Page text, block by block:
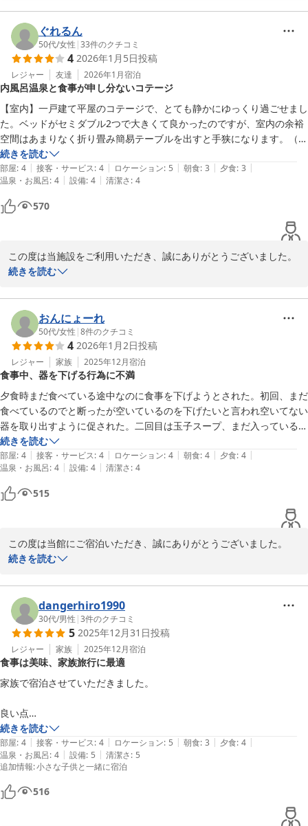
お料理や朝食のお雑煮をお楽しみいただけたとのこと、大変嬉しく
拝読いたしました。初日の出はあいにくのお天気で残念ではござい
ましたが、温泉ではお身体が少しでも楽になられたとのこと、何よ
りでございます。
「また泊まりたい」とのお言葉、そしてスタッフへの温かいお心遣
いに心より感謝申し上げます。
また皆さまでお越しいただけますことを、スタッフ一同心よりお待
ち申し上げております。
ＭＡＫＡＩ ＫＡＭＯＧＡＷＡ ＲＥＳＯＲＴ
2026-01-03
ぐれるん
50代/女性 |33件のクチコミ
4 2026年1月5日投稿
レジャー 友達 2026年1月宿泊
内風呂温泉と食事が申し分ないコテージ
【室内】一戸建て平屋のコテージで、とても静かにゆっくり過ごせまし
た。ベッドがセミダブル2つで大きくて良かったのですが、室内の余裕
空間はあまりなく折り畳み簡易テーブルを出すと手狭になります。（ビ
ジネスホテルみたいな感じです）トイレと風呂は完全別で、風呂のお湯
が温泉はとても良かったです。お湯はすごく柔らかく少しトロッとした
触感でゆっくりと好きな時に入る事ができました。
【食事】夕朝食つきで、夕食は楽天画像通りの幕の内＋焼肉でしたが、
どれもとても美味しかったですが、特に好みだったのはタンシチュー・
アワビステーキ・焼肉が気に入りました。よくあるホテル夕食に比べる
と少な目に思えますが、満足感ある夕食でした。　朝食はアメリカンブ
レックファスト的でワンプレート＋パン類でしたが、パンお代わりもで
きてこちらも満足感ある美味しい朝食でした。
続きを読む
部屋: 4 | 接客・サービス: 4 | ロケーション: 5 | 朝食: 3 | 夕食: 3 |
温泉・お風呂: 4 | 設備: 4 | 清潔さ: 4
570
この度は当施設をご利用いただき、誠にありがとうございました。
客室や温泉・お食事に至るまで詳しくご感想をお寄せいただき、重
静かな環境の中でゆっくりお過ごしいただけたとのこと、また内風
呂温泉の泉質にご満足いただけたようで大変嬉しく拝読いたしまし
た。
一方、客室スペースにつきましてのご意見は、今後の改善の参考と
させていただきます。
お食事につきましても、夕食・朝食ともにお楽しみいただけたご様
子で安心いたしました。
「また泊まりたい宿」とのお言葉を励みに、今後もより快適な滞在
をご提供できるよう努めてまいります。
またのお越しを、スタッフ一同心よりお待ち申し上げております。
ＭＡＫＡＩ ＫＡＭＯＧＡＷＡ ＲＥＳＯＲＴ
2026-01-05
続きを読む
おんにょーれ
50代/女性 |8件のクチコミ
4 2026年1月2日投稿
レジャー 家族 2025年12月宿泊
食事中、器を下げる行為に不満
夕食時まだ食べている途中なのに食事を下げようとされた。初回、まだ
食べているのでと断ったが空いているのを下げたいと言われ空いてない
器を取り出すように促された。二回目は玉子スープ、まだ入っているの
にご飯を食べている最中に下げられた。
朝食で一人分だけフルーツのうちのキウイがのっていなかった。パンな
どを食べ始めて気づいたが申告しなかった。ジャムを塗るのがついてい
ないのは申告した。おぞうには味が濃かった。
部屋の浴槽の温度調節がよくわからずぬるかった。操作しつづけてなん
チェックイン時にサインする誓約書がずっと気になっていた。こういう
ところに泊まるのが初めてだったのでこういうものなのかもと思うよう
にした。
続きを読む
部屋: 4 | 接客・サービス: 4 | ロケーション: 4 | 朝食: 4 | 夕食: 4 |
温泉・お風呂: 4 | 設備: 4 | 清潔さ: 4
515
この度は当館にご宿泊いただき、誠にありがとうございました。
また、ご滞在中の貴重なご意見をお寄せいただき、心より御礼申し
お食事の際、まだお召し上がり途中にもかかわらずお下げしてしま
った件につきましては、配慮に欠ける対応となり、大変申し訳ござ
いませんでした。お客様のお食事のご様子を十分に確認すべきとこ
ろ、行き届いておらず、深くお詫び申し上げます。今後同様の事が
起こらぬよう改善に努めてまいります。
また、朝食のフルーツやジャムの件につきましてもご不便をおかけ
し申し訳ございませんでした。お客様にお気づきいただく前にご案
ます。
浴槽の温度調節につきましても、大変ご不便をおかけいたしまし
た。操作方法のご案内が不足しており重ねてお詫び申し上げます。
チェックイン時の書類につきましては、ご不安な気持ちを抱かせて
しまい心苦しく存じます。初めてご利用されるお客様にも安心して
お過ごしいただけるよう、より丁寧なご説明を心がけてまいりま
す。
朝食内容や浴槽の温度調節、チェックイン時のご案内につきまして
続きを読む
dangerhiro1990
30代/男性 |3件のクチコミ
5 2025年12月31日投稿
レジャー 家族 2025年12月宿泊
食事は美味、家族旅行に最適
家族で宿泊させていただきました。
良い点
ロケーションが良い。温泉もある。食事も豪華（大満足）。設備も清潔
感がありスタッフも丁寧。全部良かったです。
気になる点
道路側の窓が窓ガラスだけなので、ヘッドライトか気になる。
8歳と2歳がいましたが、夕食は8歳は大人メニュー、2歳はキッズプレ
続きを読む
部屋: 4 | 接客・サービス: 4 | ロケーション: 5 | 朝食: 3 | 夕食: 4 |
温泉・お風呂: 4 | 設備: 5 | 清潔さ: 5
追加情報:小さな子供と一緒に宿泊
516